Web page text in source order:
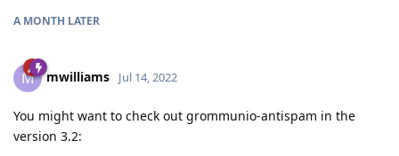
A MONTH LATER
M mwilliams Jul 14, 2022
You might want to check out grommunio-antispam in the
version 3.2: